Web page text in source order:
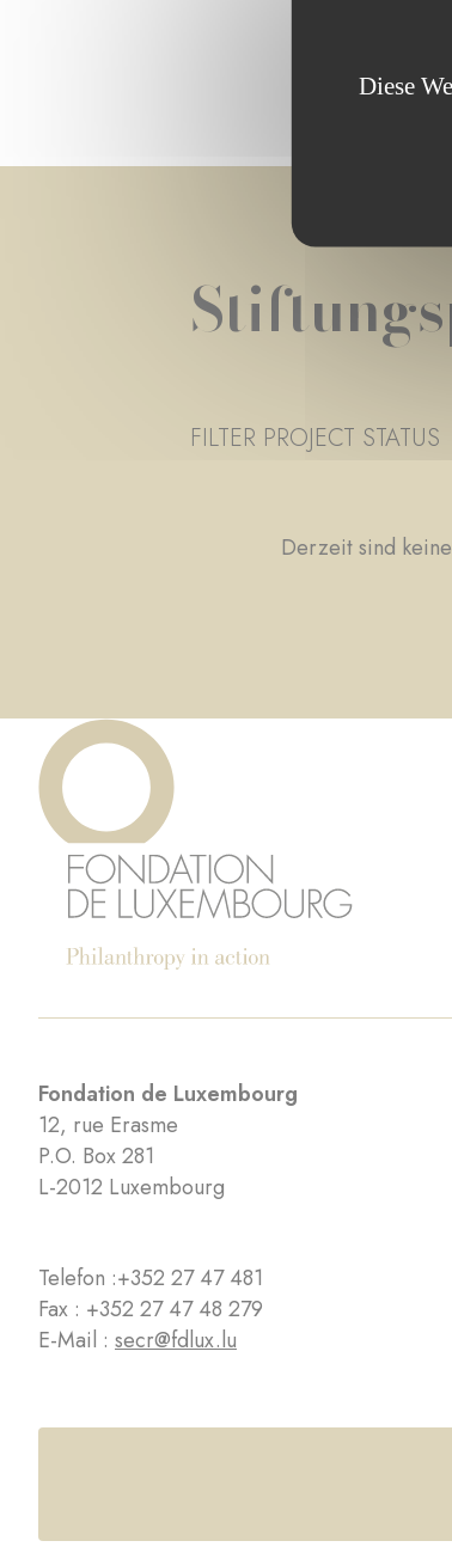
FILTER PROJECT STATUS
Derzeit sind
Fondation de Luxembourg
12, rue Erasme
P.O. Box 281
L-2012 Luxembourg
Telefon :+352 27 47 481
Fax : +352 27 47 48 279
E-Mail : secr@fdlux.lu
Diese